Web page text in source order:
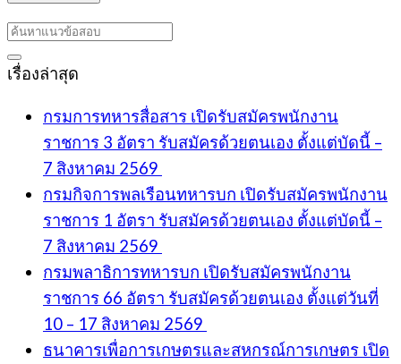
เรื่องล่าสุด
กรมการทหารสื่อสาร เปิดรับสมัครพนักงาน
ราชการ 3 อัตรา รับสมัครด้วยตนเอง ตั้งแต่บัดนี้ –
7 สิงหาคม 2569
กรมกิจการพลเรือนทหารบก เปิดรับสมัครพนักงาน
ราชการ 1 อัตรา รับสมัครด้วยตนเอง ตั้งแต่บัดนี้ –
7 สิงหาคม 2569
กรมพลาธิการทหารบก เปิดรับสมัครพนักงาน
ราชการ 66 อัตรา รับสมัครด้วยตนเอง ตั้งแต่วันที่
10 – 17 สิงหาคม 2569
ธนาคารเพื่อการเกษตรและสหกรณ์การเกษตร เปิด